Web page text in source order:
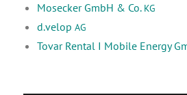
Mosecker GmbH & Co. KG
d.velopAG
Tovar Rental I Mobile Energy